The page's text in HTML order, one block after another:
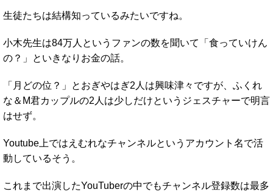
生徒たちは結構知っているみたいですね。
小木先生は84万人というファンの数を聞いて「食っていけん
の？」といきなりお金の話。
「月どの位？」とおぎやはぎ2人は興味津々ですが、ふくれ
な＆M君カップルの2人は少しだけというジェスチャーで明言
はせず。
Youtube上ではえむれなチャンネルというアカウント名で活
動しているそう。
これまで出演したYouTuberの中でもチャンネル登録数は最多